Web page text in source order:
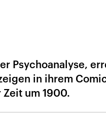
Psychoanalyse,
in ihrem
um 1900.